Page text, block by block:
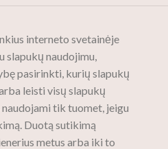
interneto svetainėje
slapukų naudojimu,
pasirinkti, kurių slapukų
leisti visų slapukų
tik tuomet, jeigu
Duotą sutikimą
metus arba iki to